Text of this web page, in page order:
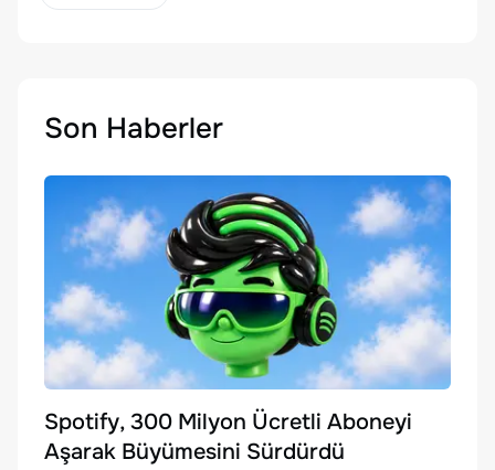
Son Haberler
Spotify, 300 Milyon Ücretli Aboneyi
Aşarak Büyümesini Sürdürdü